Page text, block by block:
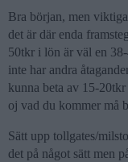
Bra början, men
det är där enda
50tkr i lön är väl en
inte har andra
kunna beta av 15-
oj vad du kommer må
Sätt upp tollgates/
det på något sätt men